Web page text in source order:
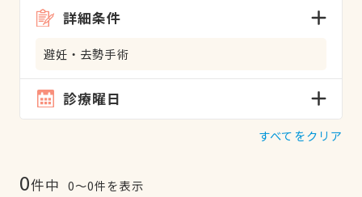
詳細条件
避妊・去勢手術
診療曜日
すべてをクリア
0件中 0〜0件を表示